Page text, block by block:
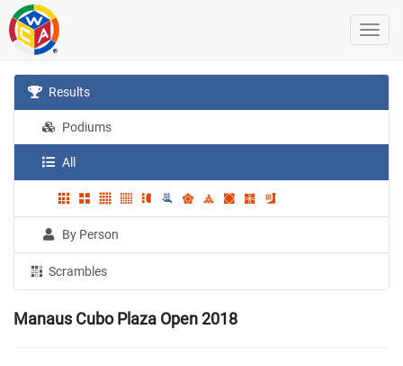
Results
Podiums
All
By Person
Scrambles
Manaus Cubo Plaza Open 2018